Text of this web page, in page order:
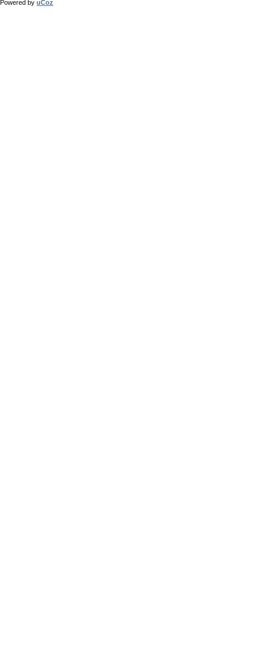
Powered by uCoz